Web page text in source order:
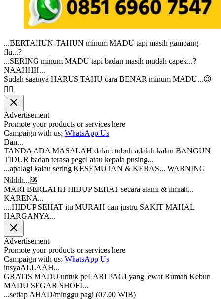
...BERTAHUN-TAHUN minum MADU tapi masih gampang
flu...?
...SERING minum MADU tapi badan masih mudah capek...?
NAAHHH...
Sudah saatnya HARUS TAHU cara BENAR minum MADU...😉
👌🏻
Advertisement
Promote your products or services here
Campaign with us: WhatsApp Us
Dan...
TANDA ADA MASALAH dalam tubuh adalah kalau BANGUN
TIDUR badan terasa pegel atau kepala pusing...
...apalagi kalau sering KESEMUTAN & KEBAS... WARNING
Nihhh...🆘
MARI BERLATIH HIDUP SEHAT secara alami & ilmiah...
KARENA...
....HIDUP SEHAT itu MURAH dan justru SAKIT MAHAL
HARGANYA...
Advertisement
Promote your products or services here
Campaign with us: WhatsApp Us
insyaALLAAH...
GRATIS MADU untuk peLARI PAGI yang lewat Rumah Kebun
MADU SEGAR SHOFI...
...setiap AHAD/minggu pagi (07.00 WIB)